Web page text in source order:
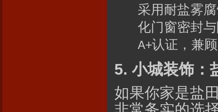
采用耐盐雾
化门窗密封
A+认证，兼
5. 小城装饰：
如果你家是盐